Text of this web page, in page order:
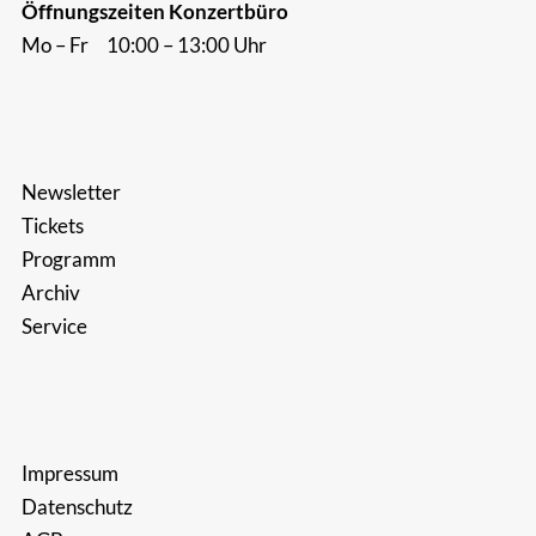
Öffnungszeiten Konzertbüro
Mo – Fr 10:00 – 13:00 Uhr
Newsletter
Tickets
Programm
Archiv
Service
Impressum
Datenschutz